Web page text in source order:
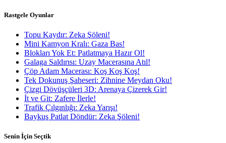
Rastgele Oyunlar
Topu Kaydır: Zeka Şöleni!
Mini Kamyon Kralı: Gaza Bas!
Blokları Yok Et: Patlatmaya Hazır Ol!
Galaga Saldırısı: Uzay Macerasına Atıl!
Çöp Adam Macerası: Koş Koş Koş!
Tek Dokunuş Şaheseri: Zihnine Meydan Oku!
Çizgi Dövüşçüleri 3D: Arenaya Çizerek Gir!
İt ve Git: Zafere İlerle!
Trafik Çılgınlığı: Zeka Yarışı!
Baykuş Patlat Döndür: Zeka Şöleni!
Senin İçin Seçtik